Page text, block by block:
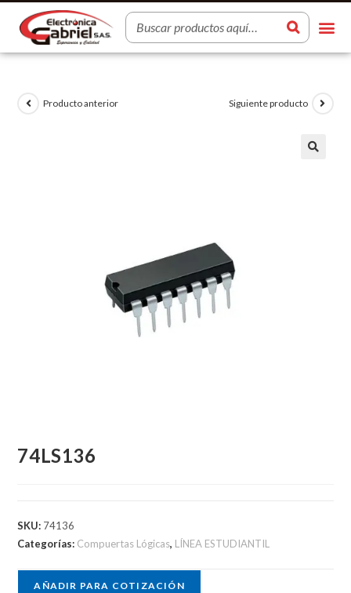
Producto anterior Siguiente producto
74LS136
SKU: 74136
Categorías: Compuertas Lógicas, LÍNEA ESTUDIANTIL
AÑADIR PARA COTIZACIÓN